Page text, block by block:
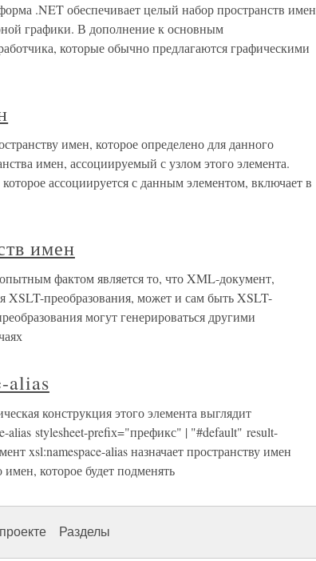
.NET обеспечивает целый набор пространств имен
графики. В дополнение к основным
которые обычно предлагаются графическими
имен, которое определено для данного
имен, ассоциируемый с узлом этого элемента.
ассоциируется с данным элементом, включает в
имен
фактом является то, что XML-документ,
XSLT-преобразования, может и сам быть XSLT-
могут генерироваться другими
alias
конструкция этого элемента выглядит
alias stylesheet-prefiх="префикс" | "#default" result-
xsl:namespace-alias назначает пространству имен
которое будет подменять
Разделы